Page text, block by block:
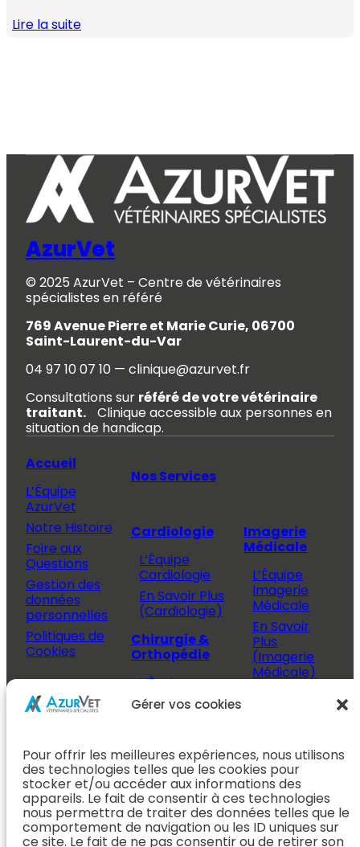
Gérer vos cookies
Pour offrir les meilleures expériences, nous utilisons
des technologies telles que les cookies pour
stocker et/ou accéder aux informations des
appareils. Le fait de consentir à ces technologies
nous permettra de traiter des données telles que le
comportement de navigation ou les ID uniques sur
ce site. Le fait de ne pas consentir ou de retirer son
Lire la suite
AzurVet
© 2025 AzurVet – Centre de vétérinaires
spécialistes en référé
769 Avenue Pierre et Marie Curie, 06700
Saint-Laurent-du-Var
04 97 10 07 10 — clinique@azurvet.fr
Consultations sur référé de votre vétérinaire
traitant. Clinique accessible aux personnes en
situation de handicap.
Accueil
L’Équipe
AzurVet
Notre Histoire
Foire aux
Questions
Gestion des
données
personnelles
Politiques de
Cookies
Propriétaire
Prendre
rendez-vous
Après mon
rendez-vous
Nos Services
Cardiologie
L’Équipe
Cardiologie
En Savoir Plus
(Cardiologie)
Chirurgie &
Orthopédie
L’Équipe
Chirurgie &
Orthopédie
(Chirurgie &
Orthopédie)
Dentisterie &
ORL
L’Équipe
Imagerie
Médicale
L’Équipe
Imagerie
Médicale
En Savoir
Plus
(Imagerie
Médicale)
Médecine
Interne
En Savoir
Plus
(Médecine
Interne)